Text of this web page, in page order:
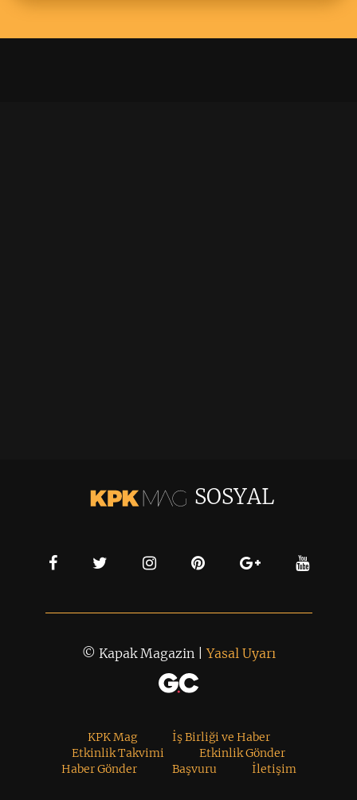
SOSYAL
© Kapak Magazin |Yasal Uyarı
KPK Mag
İş Birliği ve Haber
Etkinlik Takvimi
Etkinlik Gönder
Haber Gönder
Başvuru İletişim